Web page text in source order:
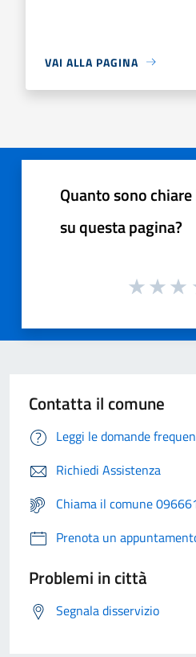
VAI ALLA PAGINA
Quanto sono
su questa pagina?
Contatta il comune
Leggi le domande
Richiedi Assistenza
Chiama il comune
Prenota un
Problemi in città
Segnala disservizio